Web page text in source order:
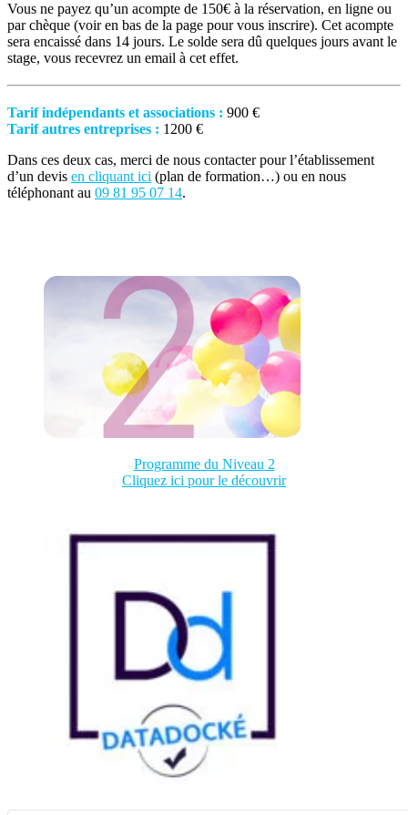
Vous ne payez qu’un acompte de 150€ à la réservation, en ligne ou
par chèque (voir en bas de la page pour vous inscrire). Cet acompte
sera encaissé dans 14 jours. Le solde sera dû quelques jours avant le
stage, vous recevrez un email à cet effet.
Tarif indépendants et associations : 900 €
Tarif autres entreprises : 1200 €
Dans ces deux cas, merci de nous contacter pour l’établissement
d’un devis en cliquant ici (plan de formation…) ou en nous
téléphonant au 09 81 95 07 14.
Programme du Niveau 2
Cliquez ici pour le découvrir